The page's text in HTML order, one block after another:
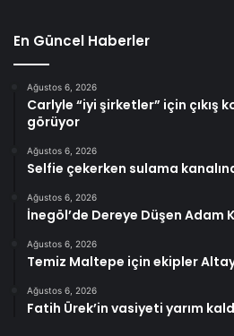
En Güncel Haberler
Ağustos 6, 2026
Carlyle “iyi şirketler” için çıkış
görüyor
Ağustos 6, 2026
Selfie çekerken sulama
Ağustos 6, 2026
İnegöl’de Dereye Düşen Adam
Ağustos 6, 2026
Temiz Maltepe için ekipler
Ağustos 6, 2026
Fatih Ürek’in vasiyeti yarım